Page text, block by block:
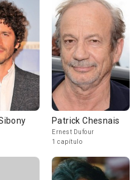
Patrick Chesnais
Ernest Dufour
1 capítulo